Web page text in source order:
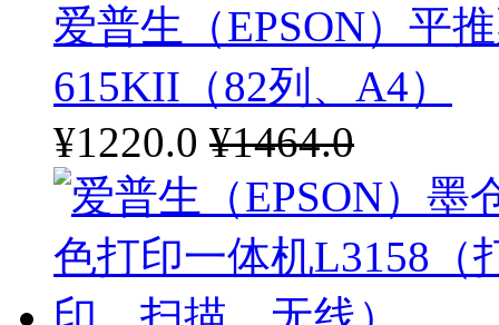
浩顺
戴尔
清华同方
NEC
盈信
科诚
爱普生（EPSON）平
615KII（82列、A4）
¥1220.0 ¥1464.0